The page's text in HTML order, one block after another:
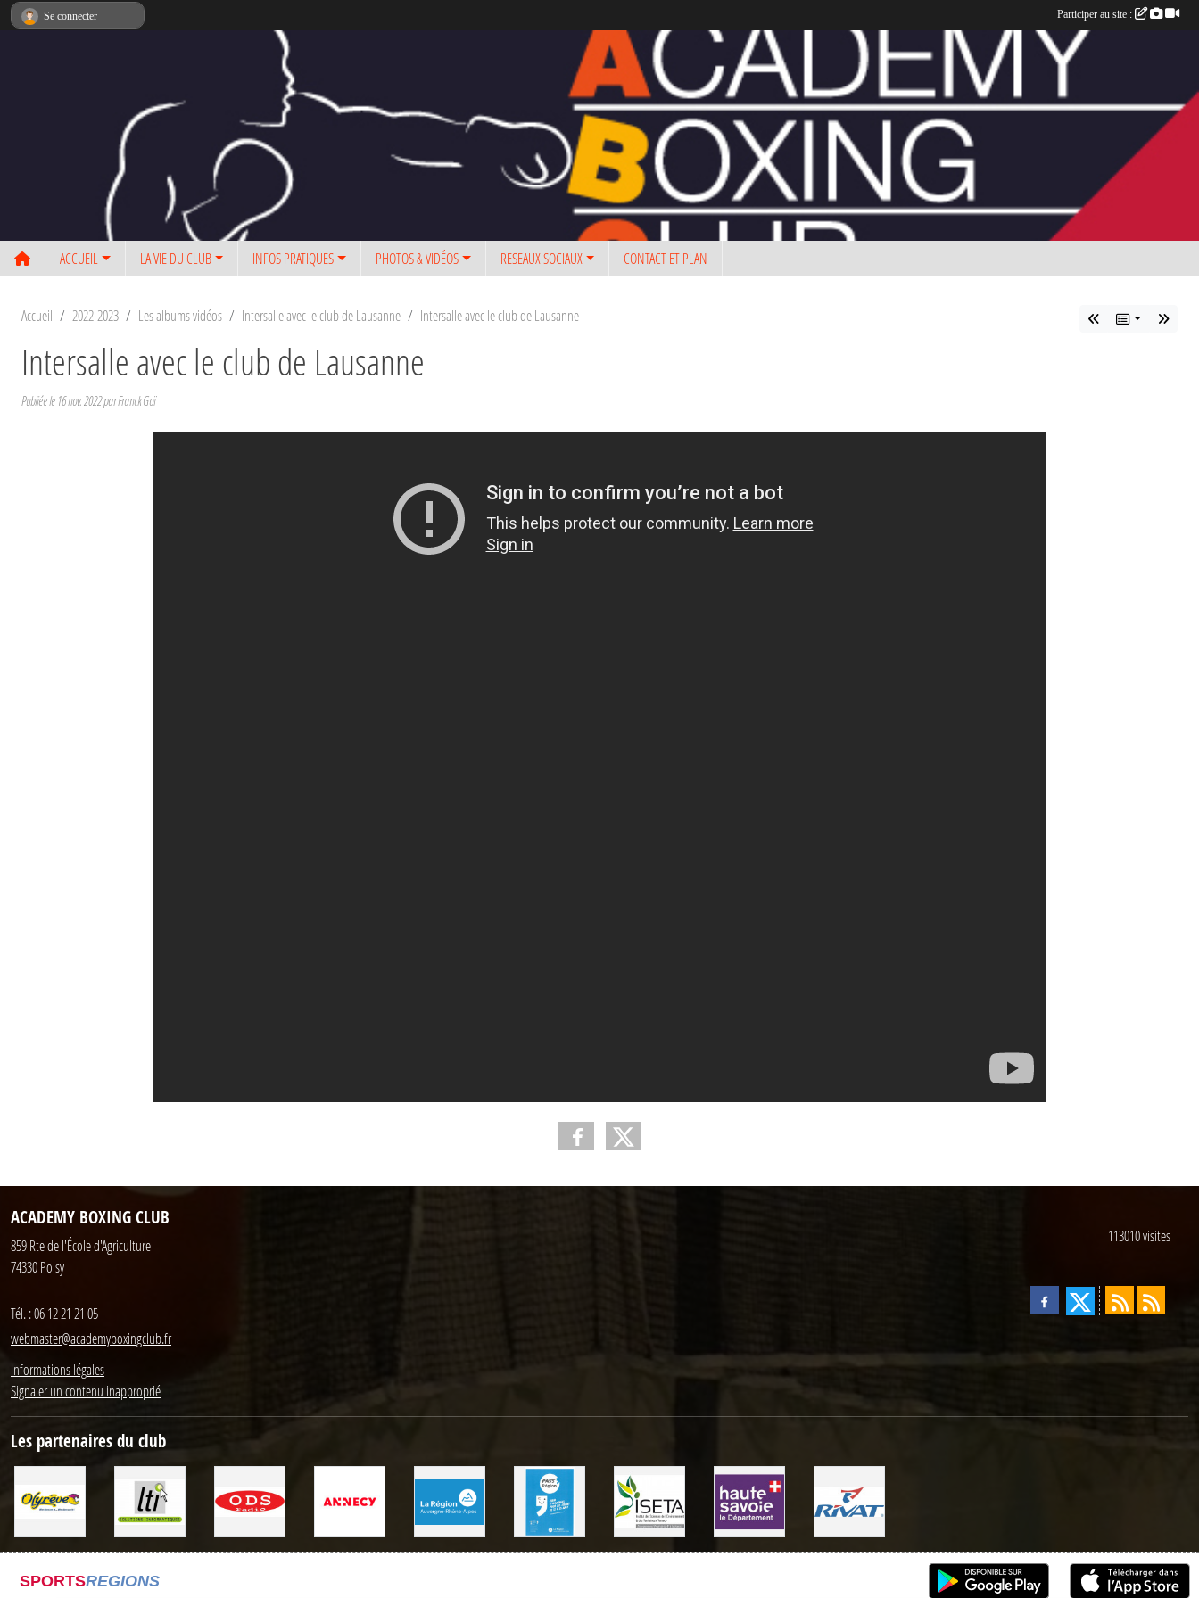
ACCUEIL LA VIE DU CLUB INFOS PRATIQUES PHOTOS & VIDÉOS RESEAUX SOCIAUX CONTACT ET PLAN
Accueil 2022-2023 Les albums vidéos Intersalle avec le club de Lausanne Intersalle avec le club de Lausanne
Intersalle avec le club de Lausanne
Publiée le 16 nov. 2022par Franck Goï
ACADEMY BOXING CLUB
859 Rte de l'École d'Agriculture
74330Poisy
Tél. :06 12 21 21 05
webmaster@academyboxingclub.fr
Informations légales
Signaler un contenu inapproprié
113010visites
Les partenaires du club
SPORTSREGIONS
Se connecter Participer au site :
Panneau de gestion des cookies